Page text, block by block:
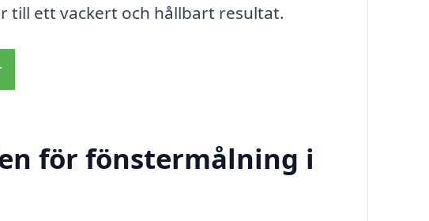
till ett vackert och hållbart resultat.
för fönstermålning i